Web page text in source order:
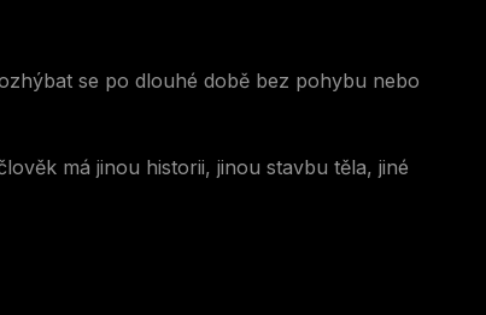
se po dlouhé době bez pohybu nebo
má jinou historii, jinou stavbu těla, jiné